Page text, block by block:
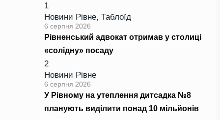
1
Новини Рівне, Таблоїд
6 серпня 2026
Рівненський адвокат отримав у столиці
«солідну» посаду
2
Новини Рівне
6 серпня 2026
У Рівному на утеплення дитсадка №8
планують виділити понад 10 мільйонів